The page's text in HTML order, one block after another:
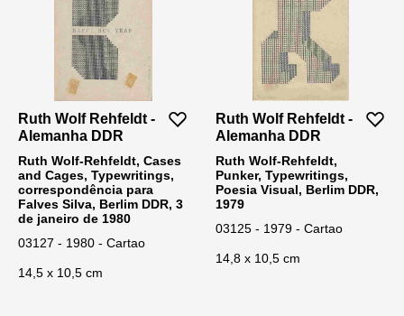
Ruth Wolf Rehfeldt -
Alemanha DDR
Ruth Wolf-Rehfeldt, Cases
and Cages, Typewritings,
correspondência para
Falves Silva, Berlim DDR, 3
de janeiro de 1980
03127 - 1980 - Cartao
14,5 x 10,5 cm
Ruth Wolf Rehfeldt -
Alemanha DDR
Ruth Wolf-Rehfeldt,
Punker, Typewritings,
Poesia Visual, Berlim DDR,
1979
03125 - 1979 - Cartao
14,8 x 10,5 cm